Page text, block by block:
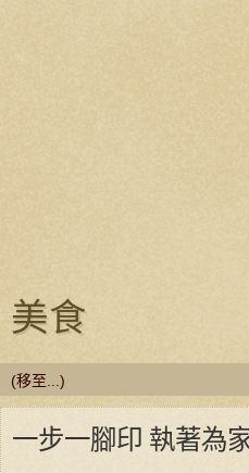
美食
一步一腳印 執著為